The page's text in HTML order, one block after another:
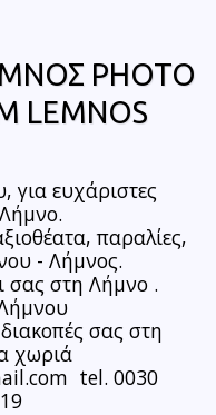
PHOTO
LEMNOS
για ευχάριστες
παραλίες,
- Λήμνος.
σας στη Λήμνο .
σας στη
χωριά
tel. 0030